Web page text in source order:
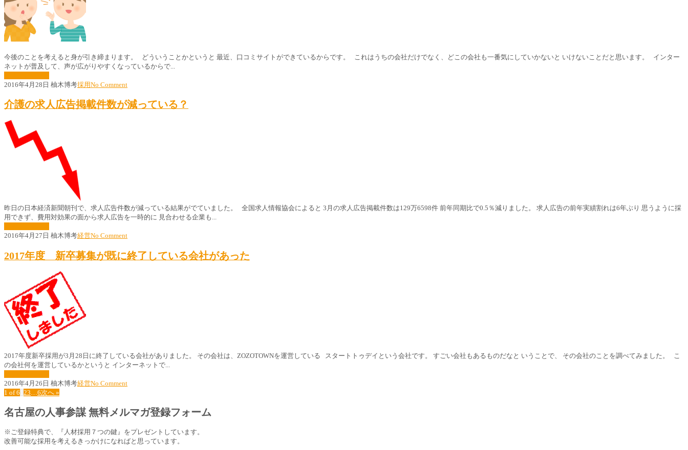
今後のことを考えると身が引き締まります。 どういうことかというと 最近、口コミサイトができているからです。 これはうちの会社だけでなく、どこの会社も一番気にしていかないと いけないことだと思います。 インター
ネットが普及して、声が広がりやすくなっているからで...
2016年4月28日 柚木博考採用No Comment
介護の求人広告掲載件数が減っている？
昨日の日本経済新聞朝刊で、求人広告件数が減っている結果がでていました。 全国求人情報協会によると 3月の求人広告掲載件数は129万6598件 前年同期比で0.5％減りました。 求人広告の前年実績割れは6年ぶり 思うように採
用できず、費用対効果の面から求人広告を一時的に 見合わせる企業も...
2016年4月27日 柚木博考経営No Comment
2017年度 新卒募集が既に終了している会社があった
2017年度新卒採用が3月28日に終了している会社がありました。 その会社は、ZOZOTOWNを運営している スタートトゥデイという会社です。 すごい会社もあるものだなと いうことで、 その会社のことを調べてみました。 こ
の会社何を運営しているかというと インターネットで...
2016年4月26日 柚木博考経営No Comment
1 of 6 23 6次へ »
名古屋の人事参謀 無料メルマガ登録フォーム
※ご登録特典で、『人材採用７つの鍵』をプレゼントしています。
改善可能な採用を考えるきっかけになればと思っています。